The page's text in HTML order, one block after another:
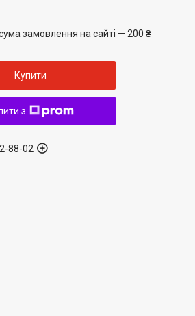
замовлення на сайті — 200 ₴
Купити
з
88-02